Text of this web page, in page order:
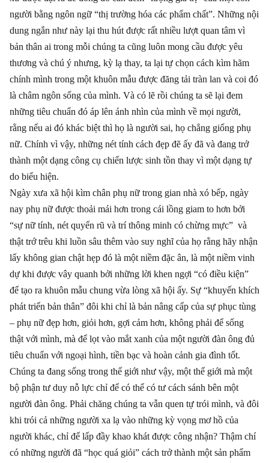
người bằng ngôn ngữ “thị trường hóa các phẩm chất”. Những nội
dung ngắn như này lại thu hút được rất nhiều lượt quan tâm vì
bản thân ai trong mỗi chúng ta cũng luôn mong cầu được yêu
thương và chú ý nhưng, kỳ lạ thay, ta lại tự chọn cách kìm hãm
chính mình trong một khuôn mẫu được đăng tải tràn lan và coi đó
là châm ngôn sống của mình. Và có lẽ rồi chúng ta sẽ lại đem
những tiêu chuẩn đó áp lên ánh nhìn của mình về mọi người,
rằng nếu ai đó khác biệt thì họ là người sai, họ chẳng giống phụ
nữ. Chính vì vậy, những nét tính cách đẹp đẽ ấy đã và đang trở
thành một dạng công cụ chiến lược sinh tồn thay vì một dạng tự
do biểu hiện.
Ngày xưa xã hội kìm chân phụ nữ trong gian nhà xó bếp, ngày
nay phụ nữ được thoải mái hơn trong cái lồng giam to hơn bởi
“sự nữ tính, nét quyến rũ và trí thông minh có chừng mực” và
thật trớ trêu khi luồn sâu thêm vào suy nghĩ của họ rằng hãy nhận
lấy không gian chật hẹp đó là một niềm đặc ân, là một niềm vinh
dự khi được vây quanh bởi những lời khen ngợi “có điều kiện”
để tạo ra khuôn mẫu chung vừa lòng xã hội ấy. Sự “khuyến khích
phát triển bản thân” đôi khi chỉ là bản nâng cấp của sự phục tùng
– phụ nữ đẹp hơn, giỏi hơn, gợi cảm hơn, không phải để sống
thật với mình, mà để lọt vào mắt xanh của một người đàn ông đủ
tiêu chuẩn với ngoại hình, tiền bạc và hoàn cảnh gia đình tốt.
Chúng ta đang sống trong thế giới như vậy, một thế giới mà một
bộ phận tư duy nỗ lực chỉ để có thể có tư cách sánh bên một
người đàn ông. Phải chăng chúng ta vẫn quen tự trói mình, và đôi
khi trói cả những người xa lạ vào những kỳ vọng mơ hồ của
người khác, chỉ để lấp đầy khao khát được công nhận? Thậm chí
có những người đã “học quá giỏi” cách trở thành một sản phẩm